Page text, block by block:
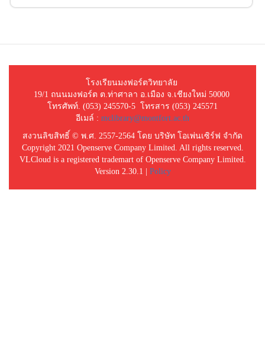
โรงเรียนมงฟอร์ตวิทยาลัย
19/1 ถนนมงฟอร์ต ต.ท่าศาลา อ.เมือง จ.เชียงใหม่ 50000
โทรศัพท์. (053) 245570-5 โทรสาร (053) 245571
อีเมล์ : mclibrary@montfort.ac.th
สงวนลิขสิทธิ์ © พ.ศ. 2557-2564 โดย บริษัท โอเพ่นเซิร์ฟ จำกัด
Copyright 2021 Openserve Company Limited. All rights reserved.
VLCloud is a registered trademart of Openserve Company Limited.
Version 2.30.1 | Policy